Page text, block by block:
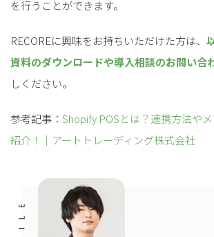
を行うことができます。
RECOREに興味をお持ちいただけた方は、
資料のダウンロードや導入相談のお問い合
しください。
参考記事： Shopify POSとは？連携方法や
紹介！｜ アートトレーディング株式会社